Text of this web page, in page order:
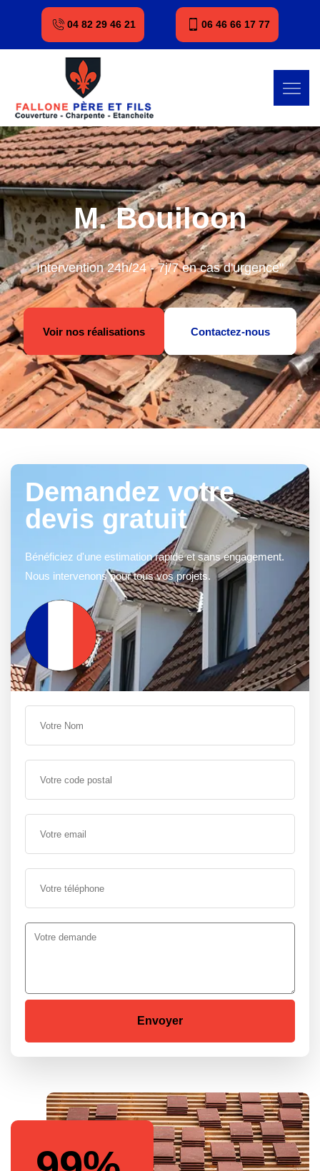
04 82 29 46 21 06 46 66 17 77
M. Bouiloon
Intervention 24h/24 - 7j/7 en cas d'urgence"
Voir nos réalisations Contactez-nous
Demandez votre
devis gratuit
Bénéficiez d'une estimation rapide et sans engagement.
Nous intervenons pour tous vos projets.